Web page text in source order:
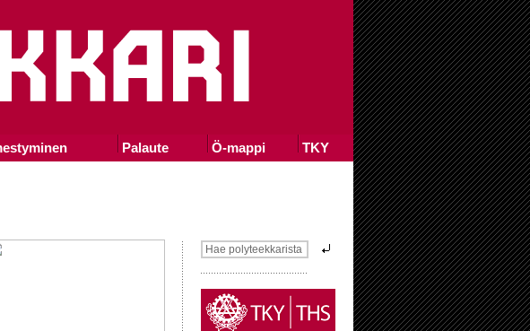
Palaute Ö-mappi TKY